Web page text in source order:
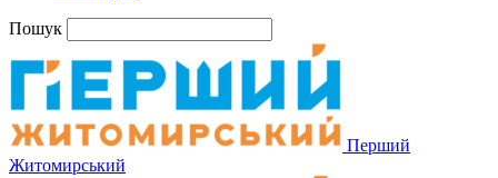
Пошук
Перший
Житомирський